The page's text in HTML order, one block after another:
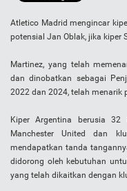
Atletico Madrid mengincar
potensial Jan Oblak, jika kiper
Martinez, yang telah
dan dinobatkan sebagai
2022 dan 2024, telah menarik
Kiper Argentina berusia
Manchester United dan
mendapatkan tanda
didorong oleh kebutuhan
yang telah dikaitkan dengan